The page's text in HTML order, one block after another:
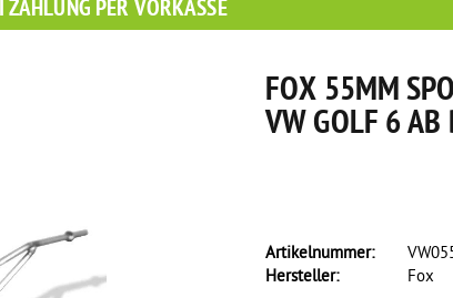
PER VORKASSE
FOX 55MM
VW GOLF 6
Artikelnummer:
Hersteller:
Fox